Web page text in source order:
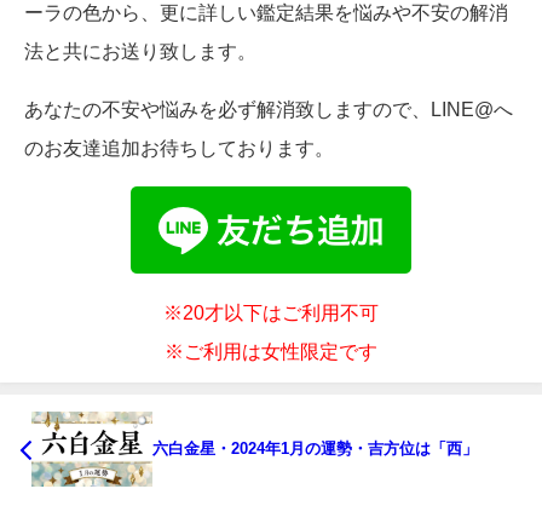
ーラの色から、更に詳しい鑑定結果を悩みや不安の解消
法と共にお送り致します。
あなたの不安や悩みを必ず解消致しますので、LINE@へ
のお友達追加お待ちしております。
※20才以下はご利用不可
※ご利用は女性限定です
六白金星・2024年1月の運勢・吉方位は「西」